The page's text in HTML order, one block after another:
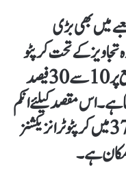
میں بھی بڑی
تجاویز کے تحت کرپٹو
ٹریڈنگ سے حاصل ہونے والے منافع پر 10 سے 30 فیصد
اس مقصد کیلئے انکم
ٹیکس آرڈیننس 2001 کے سیکشن 37 میں کرپٹو ٹرانزیکشنز
ہے۔